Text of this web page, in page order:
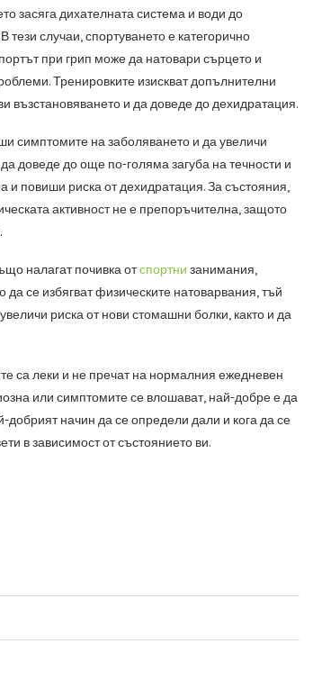
засяга дихателната система и води до
случаи, спортуването е категорично
при грип може да натовари сърцето и
Тренировките изискват допълнителни
възстановяването и да доведе до дехидратация.
симптомите на заболяването и да увеличи
доведе до още по-голяма загуба на течности и
и повиши риска от дехидратация. За състояния,
активност не е препоръчителна, защото
налагат почивка отспортни занимания,
се избягват физическите натоварвания, тъй
риска от нови стомашни болки, както и да
са леки и не пречат на нормалния ежедневен
или симптомите се влошават, най-добре е да
добрият начин да се определи дали и кога да се
в зависимост от състоянието ви.